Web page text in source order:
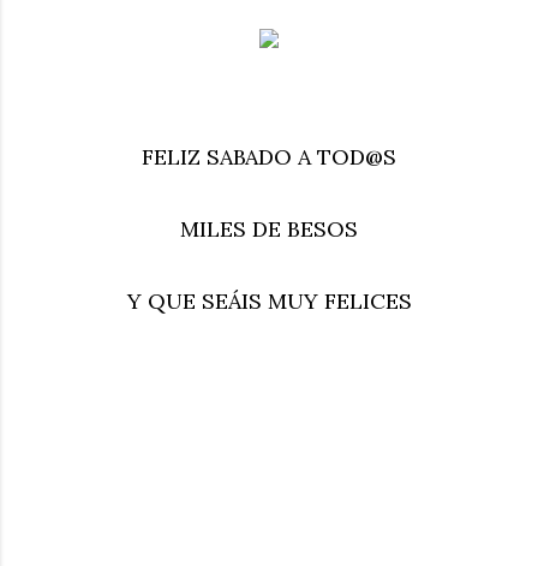
FELIZ SABADO A TOD@S
MILES DE BESOS
Y QUE SEÁIS MUY FELICES